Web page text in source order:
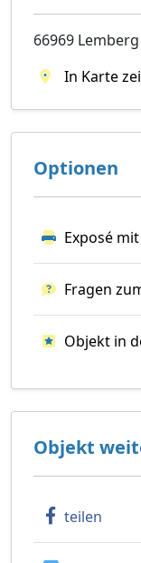
66969 Lemberg
In Karte
Optionen
Exposé
Fragen
Objekt in
Objekt
teilen